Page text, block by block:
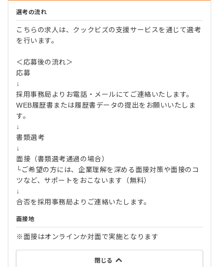
選考の流れ
こちらの求人は、クックビズの支援サービスを通じて選考
を行います。
＜応募後の流れ＞
応募
↓
採用事務局よりお電話・メールにてご連絡いたします。
WEB履歴書または履歴書データの提出をお願いいたしま
す。
↓
書類選考
↓
面接（書類選考通過の場合）
└ご希望の方には、企業理解を深める面接対策や面接のコ
ツなど、サポートをおこないます（無料）
↓
合否を採用事務局よりご連絡いたします。
面接地
※面接はオンラインか対面で実施となります
閉じる